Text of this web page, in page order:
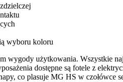
wyboru koloru
wygody użytkowania. Wszystkie
dostępne są fotele z
co plasuje MG HS w czołówce